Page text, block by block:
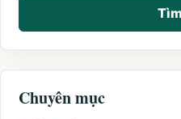
Chuyên mục